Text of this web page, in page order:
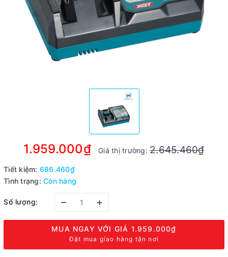
1.959.000₫ Giá thị trường:2.645.460₫
Tiết kiệm: 686.460₫
Tình trạng: Còn hàng
Số lượng: – +
MUA NGAY VỚI GIÁ 1.959.000₫
Đặt mua giao hàng tận nơi